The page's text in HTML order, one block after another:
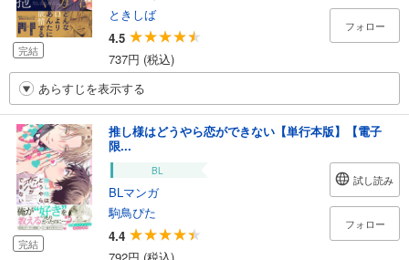
完結
ときしば
4.5
737円 (税込)
フォロー
あらすじを表示する
完結
推し様はどうやら恋ができない【単行本版】【電子
限...
BL
BLマンガ
駒鳥ぴた
4.4
試し読み
フォロー